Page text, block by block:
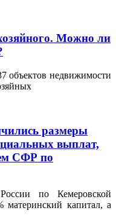
Можно ли
объектов недвижимости
размеры
выплат,
СФР по
по Кемеровской
материнский капитал, а